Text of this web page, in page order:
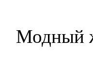
Модный